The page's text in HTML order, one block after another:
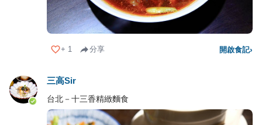
+ 1 分享 開啟食記›
三高Sir
台北－十三香精緻麵食